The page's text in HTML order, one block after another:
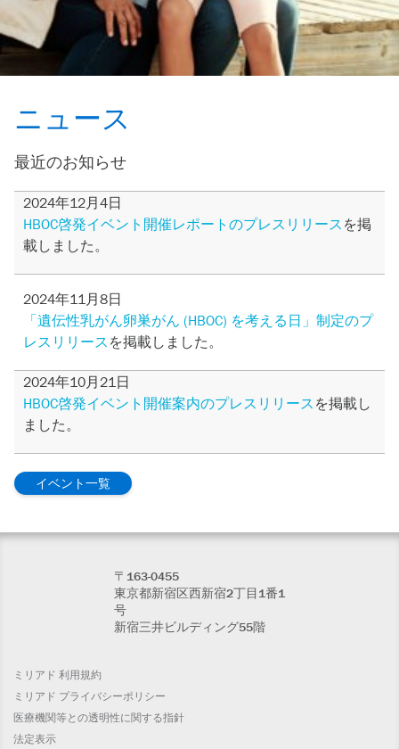
ニュース
最近のお知らせ
2024年12月4日
HBOC啓発イベント開催レポートのプレスリリース を掲
載しました。
2024年11月8日
「遺伝性乳がん卵巣がん (HBOC) を考える日」制定のプ
レスリリース を掲載しました。
2024年10月21日
HBOC啓発イベント開催案内のプレスリリース を掲載し
ました。
イベント一覧
〒163-0455
東京都新宿区西新宿2丁目1番1
号
新宿三井ビルディング55階
ミリアド 利用規約
ミリアド プライバシーポリシー
医療機関等との透明性に関する指針
法定表示